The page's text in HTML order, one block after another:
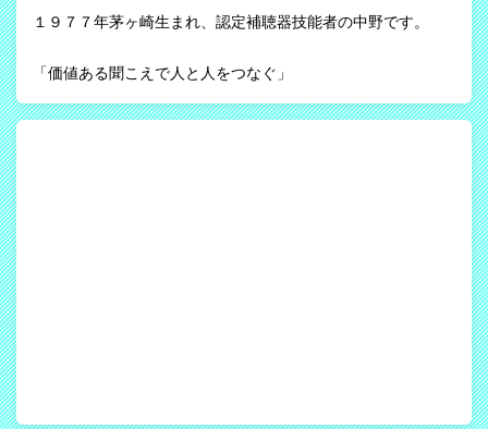
１９７７年茅ヶ崎生まれ、認定補聴器技能者の中野です。
「価値ある聞こえで人と人をつなぐ」